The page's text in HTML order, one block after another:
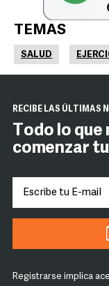
TEMAS
SALUD
RECIBE LAS ÚLTIMAS
Todo lo
comenzar
Registrarse implica